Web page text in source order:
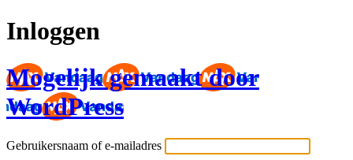
Inloggen
Mogelijk gemaakt door
WordPress
Gebruikersnaam of e-mailadres